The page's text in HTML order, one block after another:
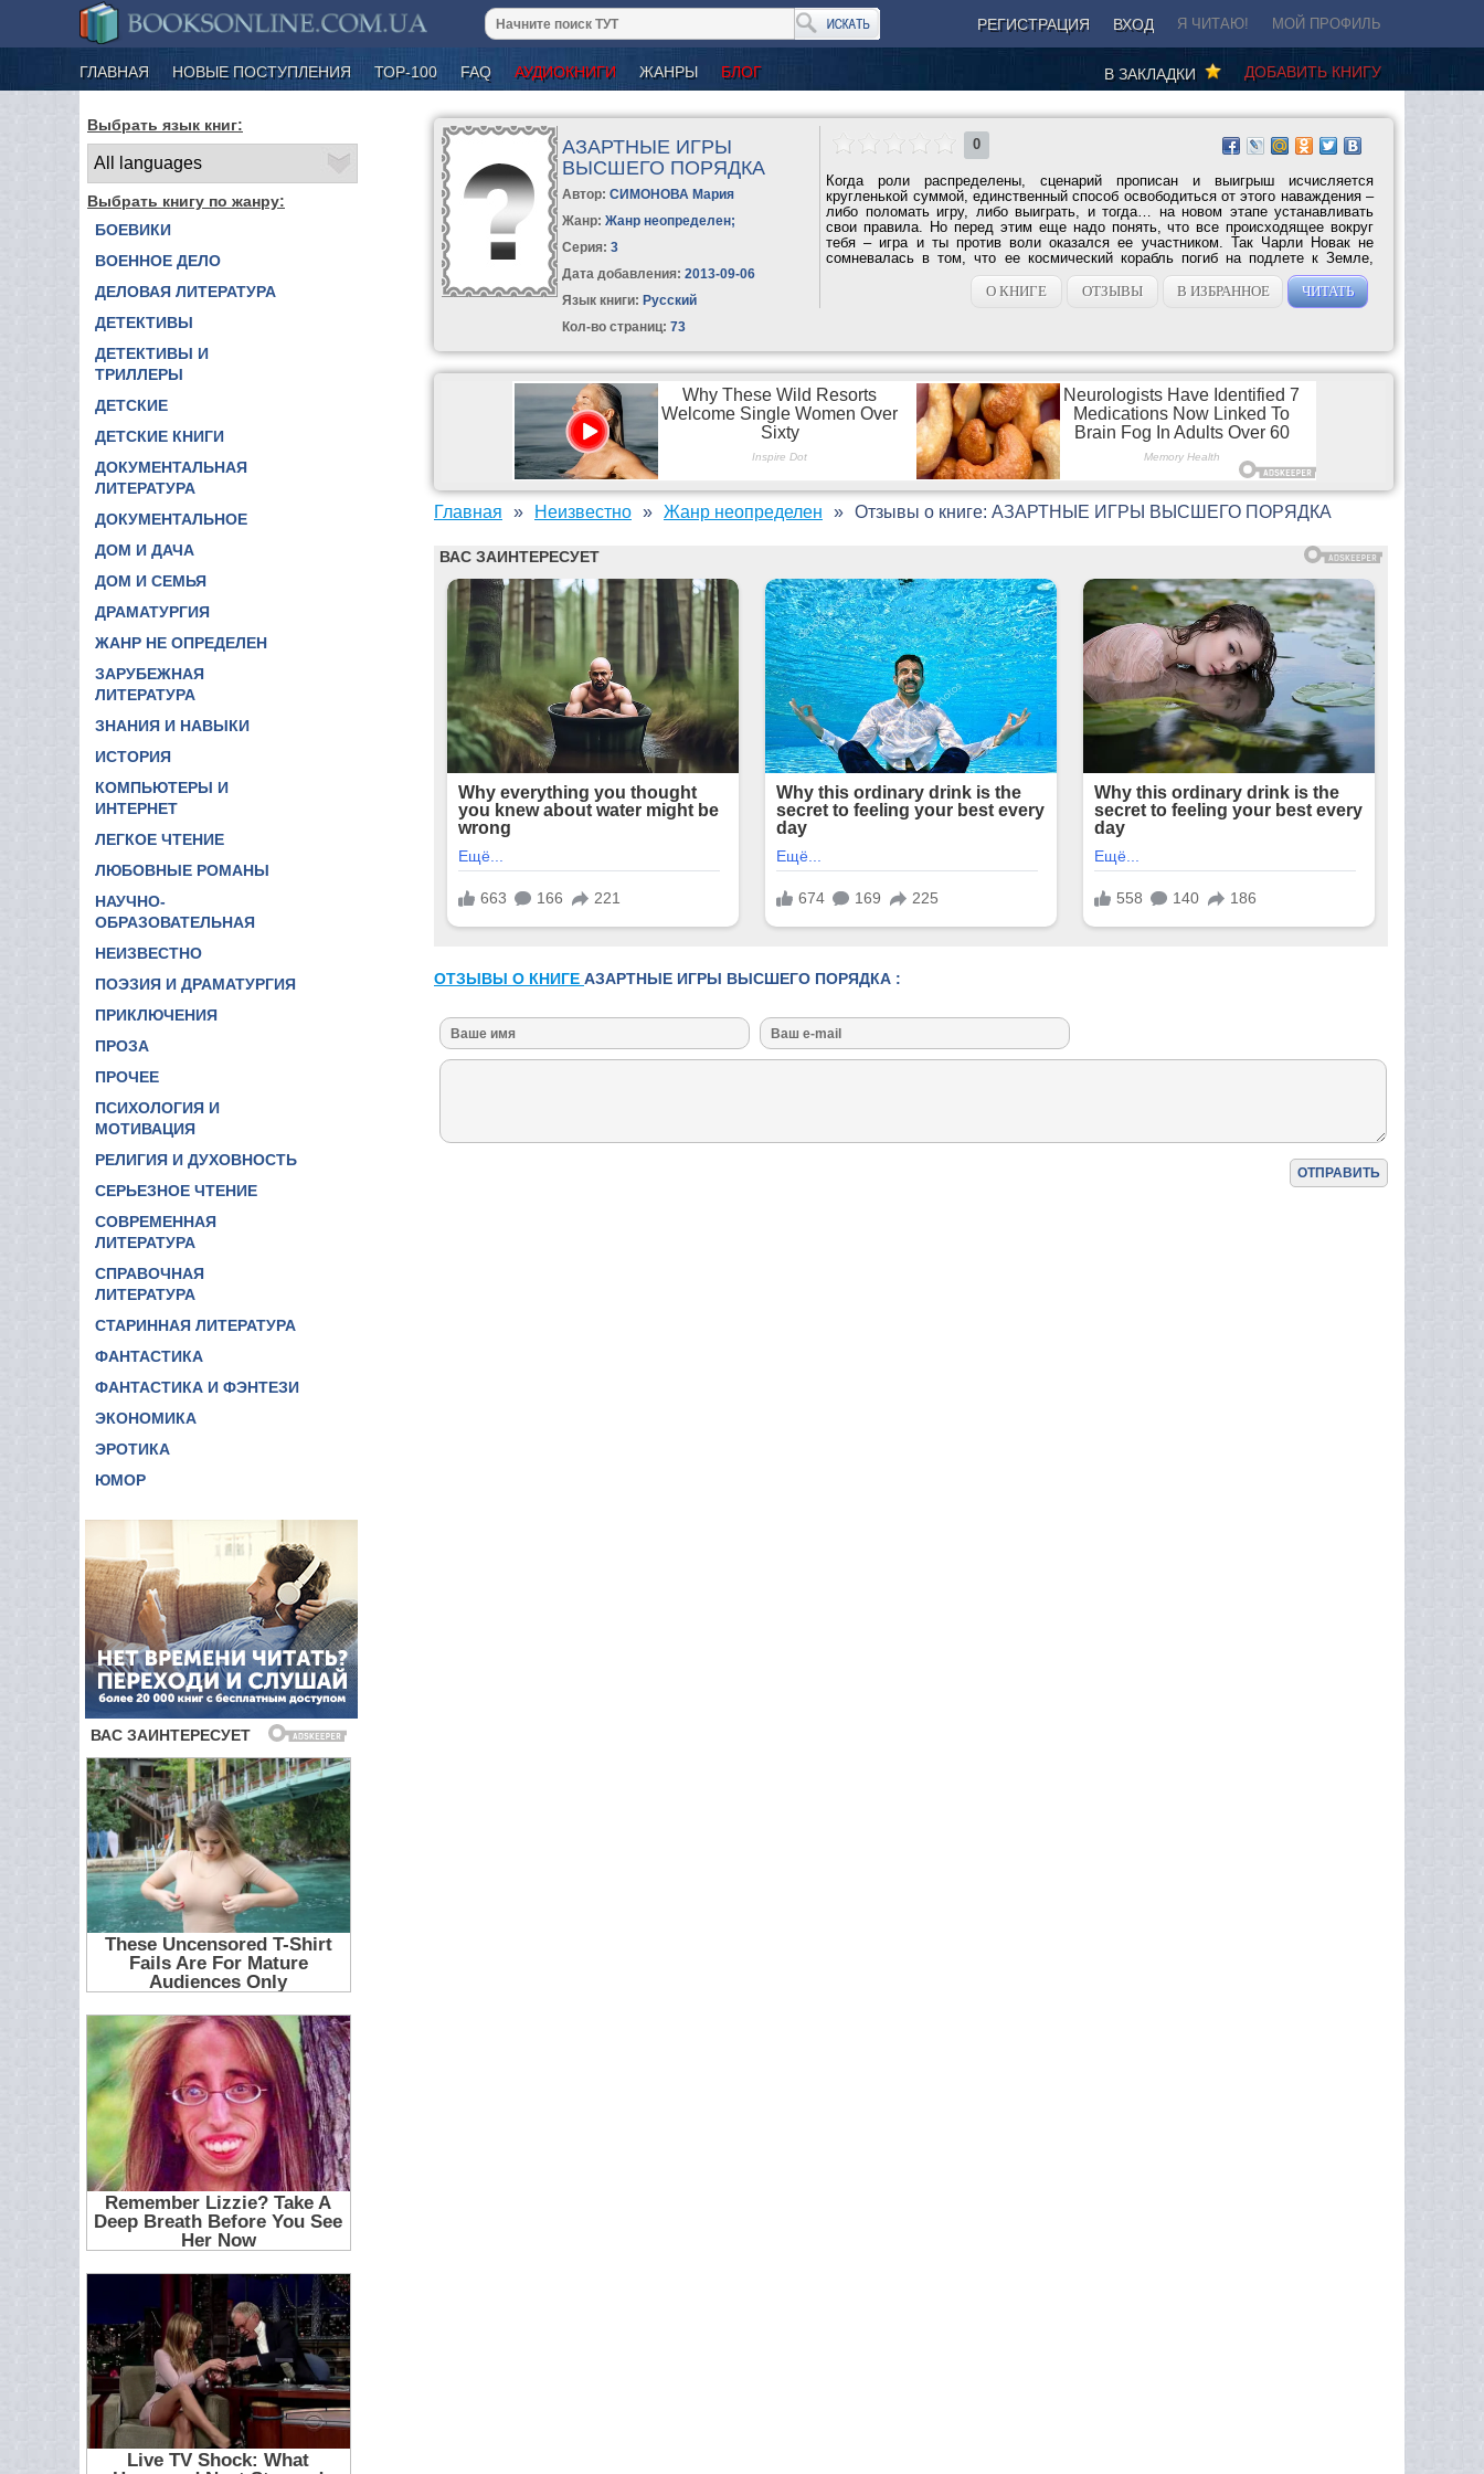
РЕГИСТРАЦИЯ ВХОД Я ЧИТАЮ! МОЙ ПРОФИЛЬ
ГЛАВНАЯ НОВЫЕ ПОСТУПЛЕНИЯ ТОР-100 FAQ АУДИОКНИГИ ЖАНРЫ БЛОГ ДОБАВИТЬ КНИГУ
В ЗАКЛАДКИ
Выбрать язык книг:
Выбрать книгу по жанру:
БОЕВИКИ
ВОЕННОЕ ДЕЛО
ДЕЛОВАЯ ЛИТЕРАТУРА
ДЕТЕКТИВЫ
ДЕТЕКТИВЫ И
ТРИЛЛЕРЫ
ДЕТСКИЕ
ДЕТСКИЕ КНИГИ
ДОКУМЕНТАЛЬНАЯ
ЛИТЕРАТУРА
ДОКУМЕНТАЛЬНОЕ
ДОМ И ДАЧА
ДОМ И СЕМЬЯ
ДРАМАТУРГИЯ
ЖАНР НЕ ОПРЕДЕЛЕН
ЗАРУБЕЖНАЯ
ЛИТЕРАТУРА
ЗНАНИЯ И НАВЫКИ
ИСТОРИЯ
КОМПЬЮТЕРЫ И
ИНТЕРНЕТ
ЛЕГКОЕ ЧТЕНИЕ
ЛЮБОВНЫЕ РОМАНЫ
НАУЧНО-
ОБРАЗОВАТЕЛЬНАЯ
НЕИЗВЕСТНО
ПОЭЗИЯ И ДРАМАТУРГИЯ
ПРИКЛЮЧЕНИЯ
ПРОЗА
ПРОЧЕЕ
ПСИХОЛОГИЯ И
МОТИВАЦИЯ
РЕЛИГИЯ И ДУХОВНОСТЬ
СЕРЬЕЗНОЕ ЧТЕНИЕ
СОВРЕМЕННАЯ
ЛИТЕРАТУРА
СПРАВОЧНАЯ
ЛИТЕРАТУРА
СТАРИННАЯ ЛИТЕРАТУРА
ФАНТАСТИКА
ФАНТАСТИКА И ФЭНТЕЗИ
ЭКОНОМИКА
ЭРОТИКА
ЮМОР
АЗАРТНЫЕ ИГРЫ
ВЫСШЕГО ПОРЯДКА
Автор:СИМОНОВА Мария
Жанр: Жанр неопределен;
Серия:3
Дата добавления: 2013-09-06
Язык книги: Русский
Кол-во страниц: 73
0
Когда роли распределены, сценарий прописан и выигрыш исчисляется
кругленькой суммой, единственный способ освободиться от этого наваждения –
либо поломать игру, либо выиграть, и тогда… на новом этапе устанавливать
свои правила. Но перед этим еще надо понять, что все происходящее вокруг
тебя – игра и ты против воли оказался ее участником. Так Чарли Новак не
сомневалась в том, что ее космический корабль погиб на подлете к Земле,
О КНИГЕ
ОТЗЫВЫ В ИЗБРАННОЕ ЧИТАТЬ
Главная Неизвестно Жанр неопределен Отзывы о книге: АЗАРТНЫЕ ИГРЫ ВЫСШЕГО ПОРЯДКА
ОТЗЫВЫ О КНИГЕ АЗАРТНЫЕ ИГРЫ ВЫСШЕГО ПОРЯДКА :